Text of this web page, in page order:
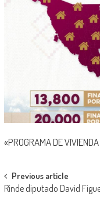
«PROGRAMA DE
Post
navigation
Previous article
Rinde diputado David